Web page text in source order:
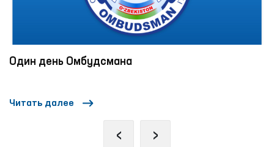
Один день Омбудсмана
Читать далее
‹ ›